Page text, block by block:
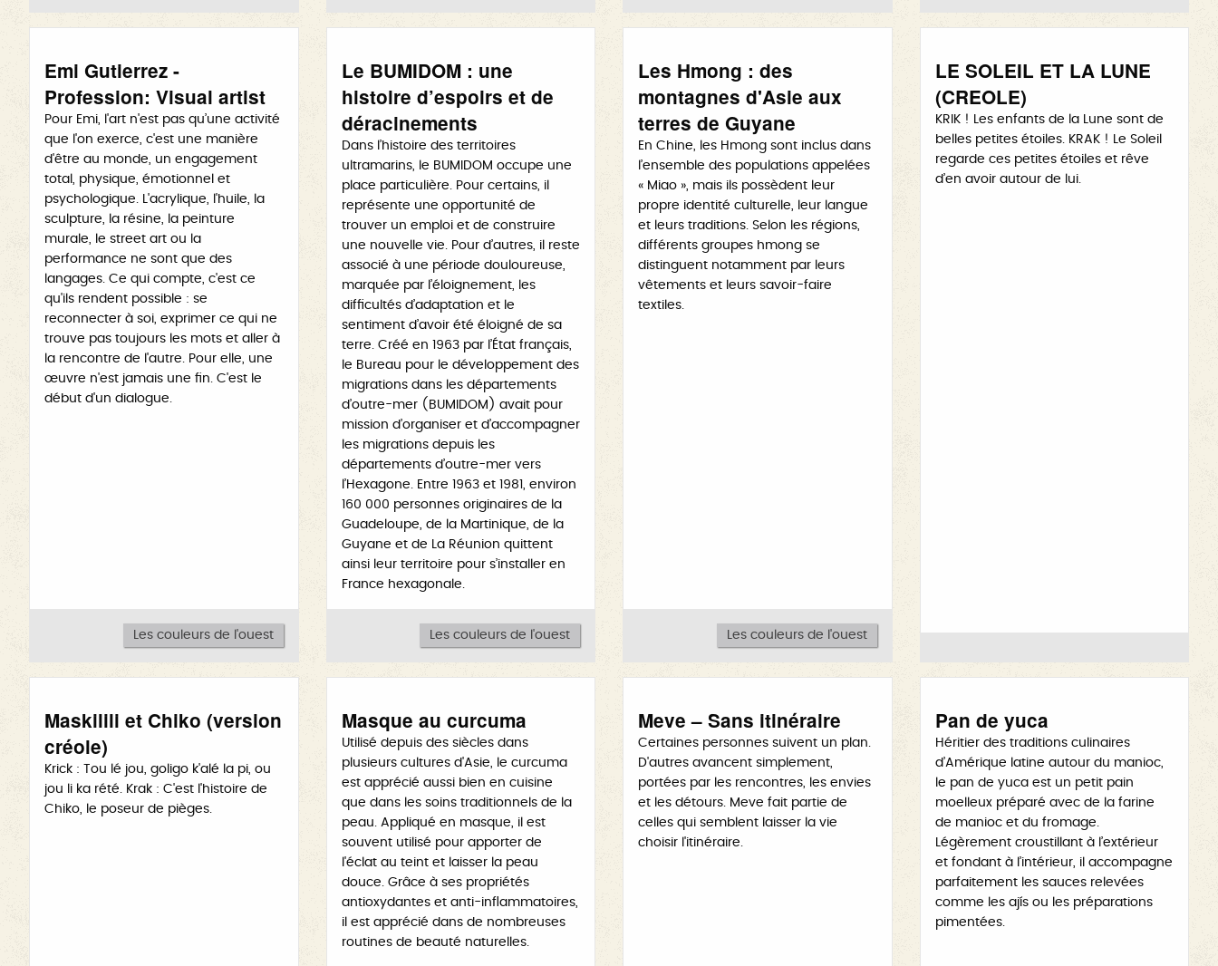
Emi Gutierrez -
Profession: Visual artist
Pour Emi, l'art n'est pas qu’une activité
que l'on exerce, c'est une manière
d'être au monde, un engagement
total, physique, émotionnel et
psychologique. L'acrylique, l'huile, la
sculpture, la résine, la peinture
murale, le street art ou la
performance ne sont que des
langages. Ce qui compte, c'est ce
qu'ils rendent possible : se
reconnecter à soi, exprimer ce qui ne
trouve pas toujours les mots et aller à
la rencontre de l'autre. Pour elle, une
œuvre n'est jamais une fin. C'est le
début d'un dialogue.
Les couleurs de l'ouest
Le BUMIDOM : une
histoire d’espoirs et de
déracinements
Dans l’histoire des territoires
ultramarins, le BUMIDOM occupe une
place particulière. Pour certains, il
représente une opportunité de
trouver un emploi et de construire
une nouvelle vie. Pour d’autres, il reste
associé à une période douloureuse,
marquée par l’éloignement, les
difficultés d’adaptation et le
sentiment d’avoir été éloigné de sa
terre. Créé en 1963 par l’État français,
le Bureau pour le développement des
migrations dans les départements
d’outre-mer (BUMIDOM) avait pour
mission d’organiser et d’accompagner
les migrations depuis les
départements d’outre-mer vers
l’Hexagone. Entre 1963 et 1981, environ
160 000 personnes originaires de la
Guadeloupe, de la Martinique, de la
Guyane et de La Réunion quittent
ainsi leur territoire pour s’installer en
France hexagonale.
Les couleurs de l'ouest
Les Hmong : des
montagnes d'Asie aux
terres de Guyane
En Chine, les Hmong sont inclus dans
l’ensemble des populations appelées
« Miao », mais ils possèdent leur
propre identité culturelle, leur langue
et leurs traditions. Selon les régions,
différents groupes hmong se
distinguent notamment par leurs
vêtements et leurs savoir-faire
textiles.
Les couleurs de l'ouest
LE SOLEIL ET LA LUNE
(CREOLE)
KRIK ! Les enfants de la Lune sont de
belles petites étoiles. KRAK ! Le Soleil
regarde ces petites étoiles et rêve
d’en avoir autour de lui.
Maskilili et Chiko (version
créole)
Krick : Tou lé jou, goligo k'alé la pi, ou
jou li ka rété. Krak : C'est l'histoire de
Chiko, le poseur de pièges.
Masque au curcuma
Utilisé depuis des siècles dans
plusieurs cultures d'Asie, le curcuma
est apprécié aussi bien en cuisine
que dans les soins traditionnels de la
peau. Appliqué en masque, il est
souvent utilisé pour apporter de
l'éclat au teint et laisser la peau
douce. Grâce à ses propriétés
antioxydantes et anti-inflammatoires,
il est apprécié dans de nombreuses
routines de beauté naturelles.
Meve – Sans itinéraire
Certaines personnes suivent un plan.
D'autres avancent simplement,
portées par les rencontres, les envies
et les détours. Meve fait partie de
celles qui semblent laisser la vie
choisir l'itinéraire.
Pan de yuca
Héritier des traditions culinaires
d’Amérique latine autour du manioc,
le pan de yuca est un petit pain
moelleux préparé avec de la farine
de manioc et du fromage.
Légèrement croustillant à l’extérieur
et fondant à l’intérieur, il accompagne
parfaitement les sauces relevées
comme les ajís ou les préparations
pimentées.